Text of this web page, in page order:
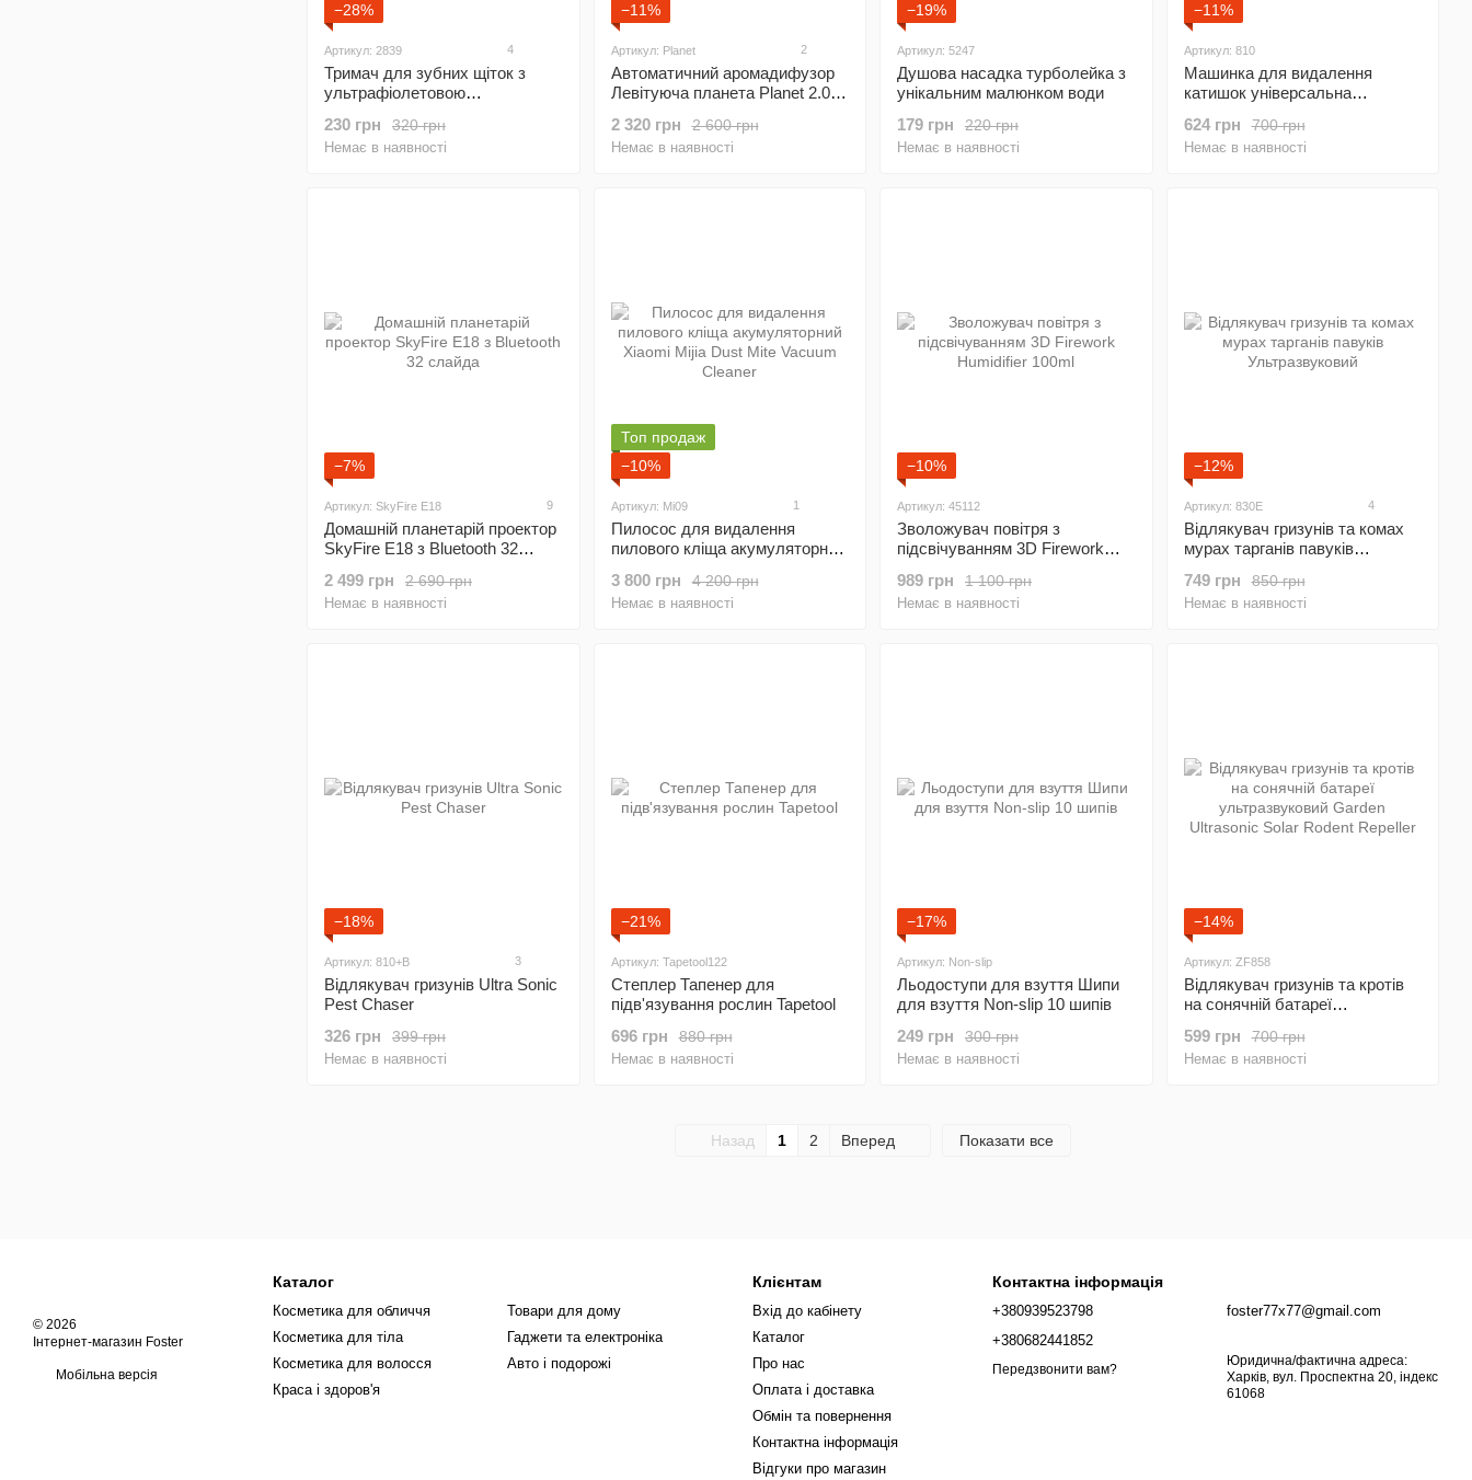
−28%
Артикул: 2839 4
Тримач для зубних щіток з
ультрафіолетовою
зубної пасти320 грн
230 грн
Немає в наявності
−11%
Артикул: Planet 2
Автоматичний аромадифузор
Левітуюча планета Planet 2.0
2 600 грн
2 320 грн
Немає в наявності
−19%
Артикул: 5247
Душова насадка турболейка з
унікальним малюнком води
220 грн
179 грн
Немає в наявності
−11%
Артикул: 810
Машинка для видалення
катишок універсальна
700 грн
624 грн
Немає в наявності
−7%
Артикул: SkyFire E18 9
Домашній планетарій проектор
SkyFire E18 з Bluetooth 32
2 690 грн
2 499 грн
Немає в наявності
Топ продаж
−10%
Артикул: Mi09 1
Пилосос для видалення
пилового кліща акумуляторний
Cleaner
4 200 грн
3 800 грн
Немає в наявності
−10%
Артикул: 45112
Зволожувач повітря з
підсвічуванням 3D Firework
1 100 грн
989 грн
Немає в наявності
−12%
Артикул: 830E 4
Відлякувач гризунів та комах
мурах тарганів павуків
850 грн
749 грн
Немає в наявності
−18%
Артикул: 810+B 3
Відлякувач гризунів Ultra Sonic
Pest Chaser
399 грн
326 грн
Немає в наявності
−21%
Артикул: Tapetool122
Степлер Тапенер для
підв'язування рослин Tapetool
880 грн
696 грн
Немає в наявності
−17%
Артикул: Non-slip
Льодоступи для взуття Шипи
для взуття Non-slip 10 шипів
300 грн
249 грн
Немає в наявності
−14%
Артикул: ZF858
Відлякувач гризунів та кротів
на сонячній батареї
Ultrasonic Solar Rodent Repeller
700 грн
599 грн
Немає в наявності
Назад 1 2 Вперед Показати все
© 2026
Інтернет-магазин Foster
Мобільна версія
Каталог
Косметика для обличчя
Косметика для тіла
Косметика для волосся
Краса і здоров'я
Товари для дому
Гаджети та електроніка
Авто і подорожі
Клієнтам
Вхід до кабінету
Каталог
Про нас
Оплата і доставка
Обмін та повернення
Контактна інформація
Відгуки про магазин
Контактна інформація
+380939523798
+380682441852
Передзвонити вам?
foster77x77@gmail.com
Юридична/фактична адреса:
Харків, вул. Проспектна 20, індекс
61068